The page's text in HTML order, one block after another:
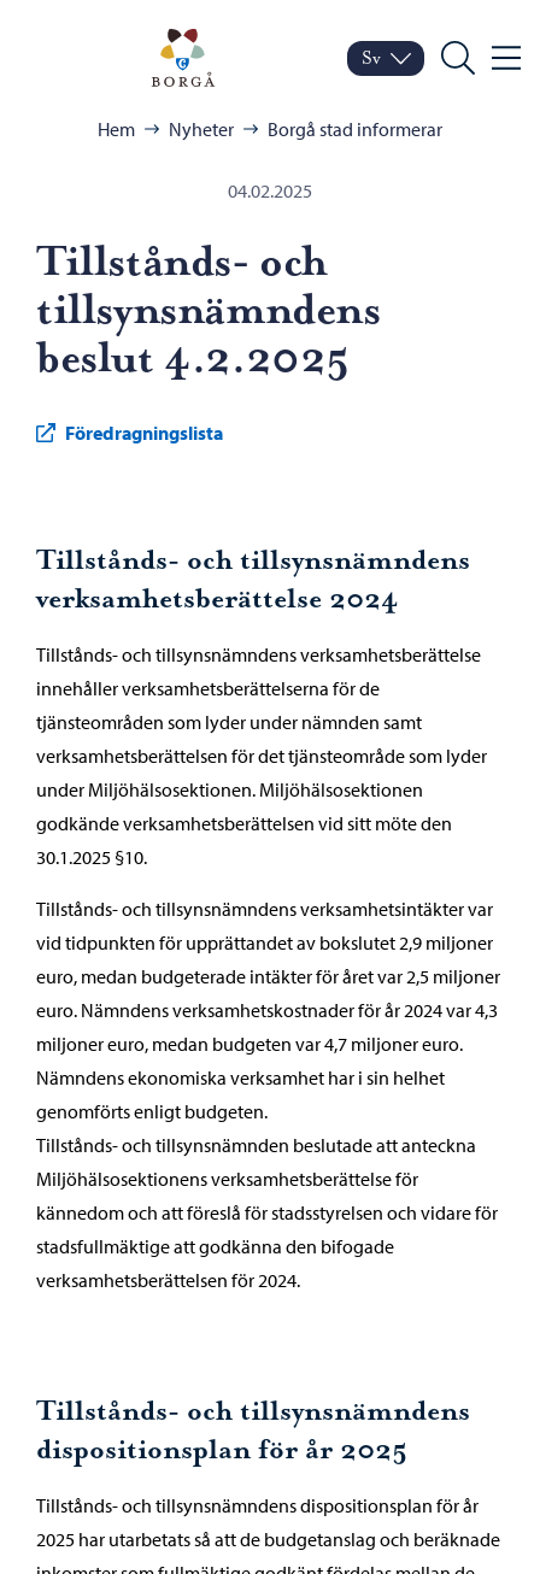
Porvoo – Gå till
Byt språk
Nuvarande språk:
Sv
Sök Meny
Bläddra:Hem Nyheter Borgå stad informerar
04.02.2025
Tillstånds- och
tillsynsnämndens
beslut 4.2.2025
Föredragningslista
Tillstånds- och tillsynsnämndens
verksamhetsberättelse 2024
Tillstånds- och tillsynsnämndens verksamhetsberättelse
innehåller verksamhetsberättelserna för de
tjänsteområden som lyder under nämnden samt
verksamhetsberättelsen för det tjänsteområde som lyder
under Miljöhälsosektionen. Miljöhälsosektionen
godkände verksamhetsberättelsen vid sitt möte den
30.1.2025 §10.
Tillstånds- och tillsynsnämndens verksamhetsintäkter var
vid tidpunkten för upprättandet av bokslutet 2,9 miljoner
euro, medan budgeterade intäkter för året var 2,5 miljoner
euro. Nämndens verksamhetskostnader för år 2024 var 4,3
miljoner euro, medan budgeten var 4,7 miljoner euro.
Nämndens ekonomiska verksamhet har i sin helhet
genomförts enligt budgeten.
Tillstånds- och tillsynsnämnden beslutade att anteckna
Miljöhälsosektionens verksamhetsberättelse för
kännedom och att föreslå för stadsstyrelsen och vidare för
stadsfullmäktige att godkänna den bifogade
verksamhetsberättelsen för 2024.
Tillstånds- och tillsynsnämndens
dispositionsplan för år 2025
Tillstånds- och tillsynsnämndens dispositionsplan för år
2025 har utarbetats så att de budgetanslag och beräknade